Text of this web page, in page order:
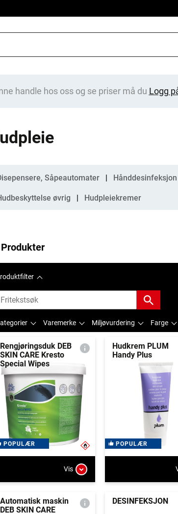
handle hos oss og se priser må du Logg
Såpeautomater Hånddesinfeksjon
øvrig Hudpleiekremer
Varemerke Miljøvurdering Farge
Rengjøringsduk DEB
SKIN CARE Kresto
Special Wipes
POPULÆR
Vis
Hudkrem PLUM
Handy Plus
POPULÆR
Automatisk maskin
DEB SKIN CARE
DESINFEKSJON